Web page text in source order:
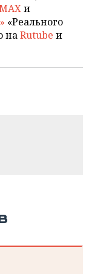
и
«Реального
наRutube и